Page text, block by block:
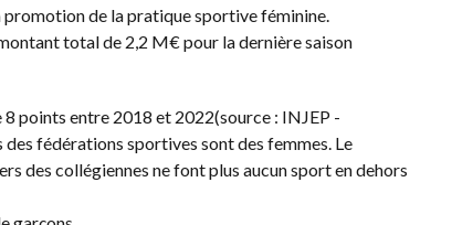
de la pratique sportive féminine.
total de 2,2 M€ pour la dernière saison
points entre 2018 et 2022(source : INJEP -
fédérations sportives sont des femmes. Le
des collégiennes ne font plus aucun sport en dehors